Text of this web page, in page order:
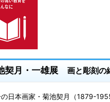
契月・一雄展 画と彫刻
日本画家・菊池契月（1879-